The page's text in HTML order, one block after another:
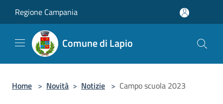
Regione Campania
Comune di Lapio
Home > Novità > Notizie > Campo scuola 2023